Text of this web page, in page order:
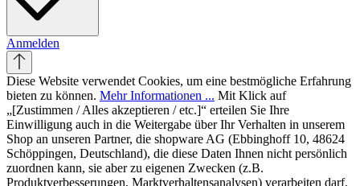
Anmelden
Diese Website verwendet Cookies, um eine bestmögliche Erfahrung
bieten zu können. Mehr Informationen ... Mit Klick auf
„[Zustimmen / Alles akzeptieren / etc.]“ erteilen Sie Ihre
Einwilligung auch in die Weitergabe über Ihr Verhalten in unserem
Shop an unseren Partner, die shopware AG (Ebbinghoff 10, 48624
Schöppingen, Deutschland), die diese Daten Ihnen nicht persönlich
zuordnen kann, sie aber zu eigenen Zwecken (z.B.
Produktverbesserungen, Marktverhaltensanalysen) verarbeiten darf.